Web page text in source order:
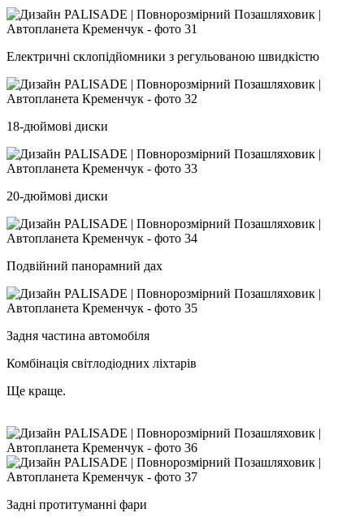
Електричні склопідйомники з регульованою швидкістю
18-дюймові диски
20-дюймові диски
Подвійний панорамний дах
Задня частина автомобіля
Комбінація світлодіодних ліхтарів
Ще краще.
Задні протитуманні фари